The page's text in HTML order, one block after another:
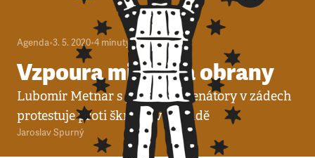
Agenda•3. 5. 2020•4 minuty
Vzpoura ministra obrany
Lubomír Metnar s poslanci a senátory v zádech
protestuje proti škrtům v armádě
Jaroslav Spurný